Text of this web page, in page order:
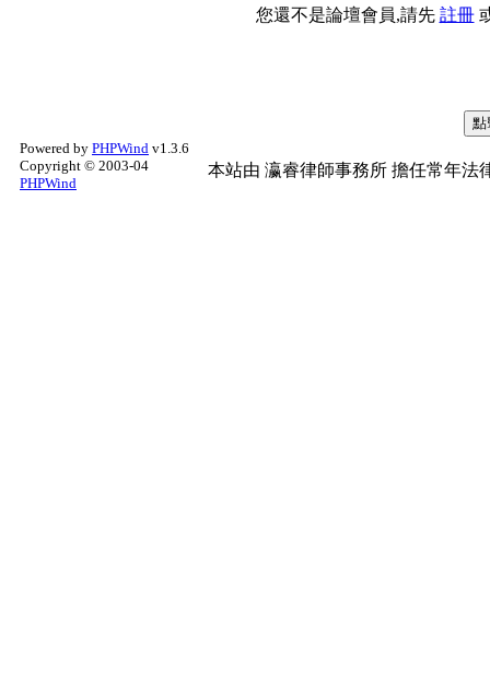
您還不是論壇會員,請先 註冊
Powered by PHPWind v1.3.6
Copyright © 2003-04
PHPWind
本站由 瀛睿律師事務所 擔任常年法